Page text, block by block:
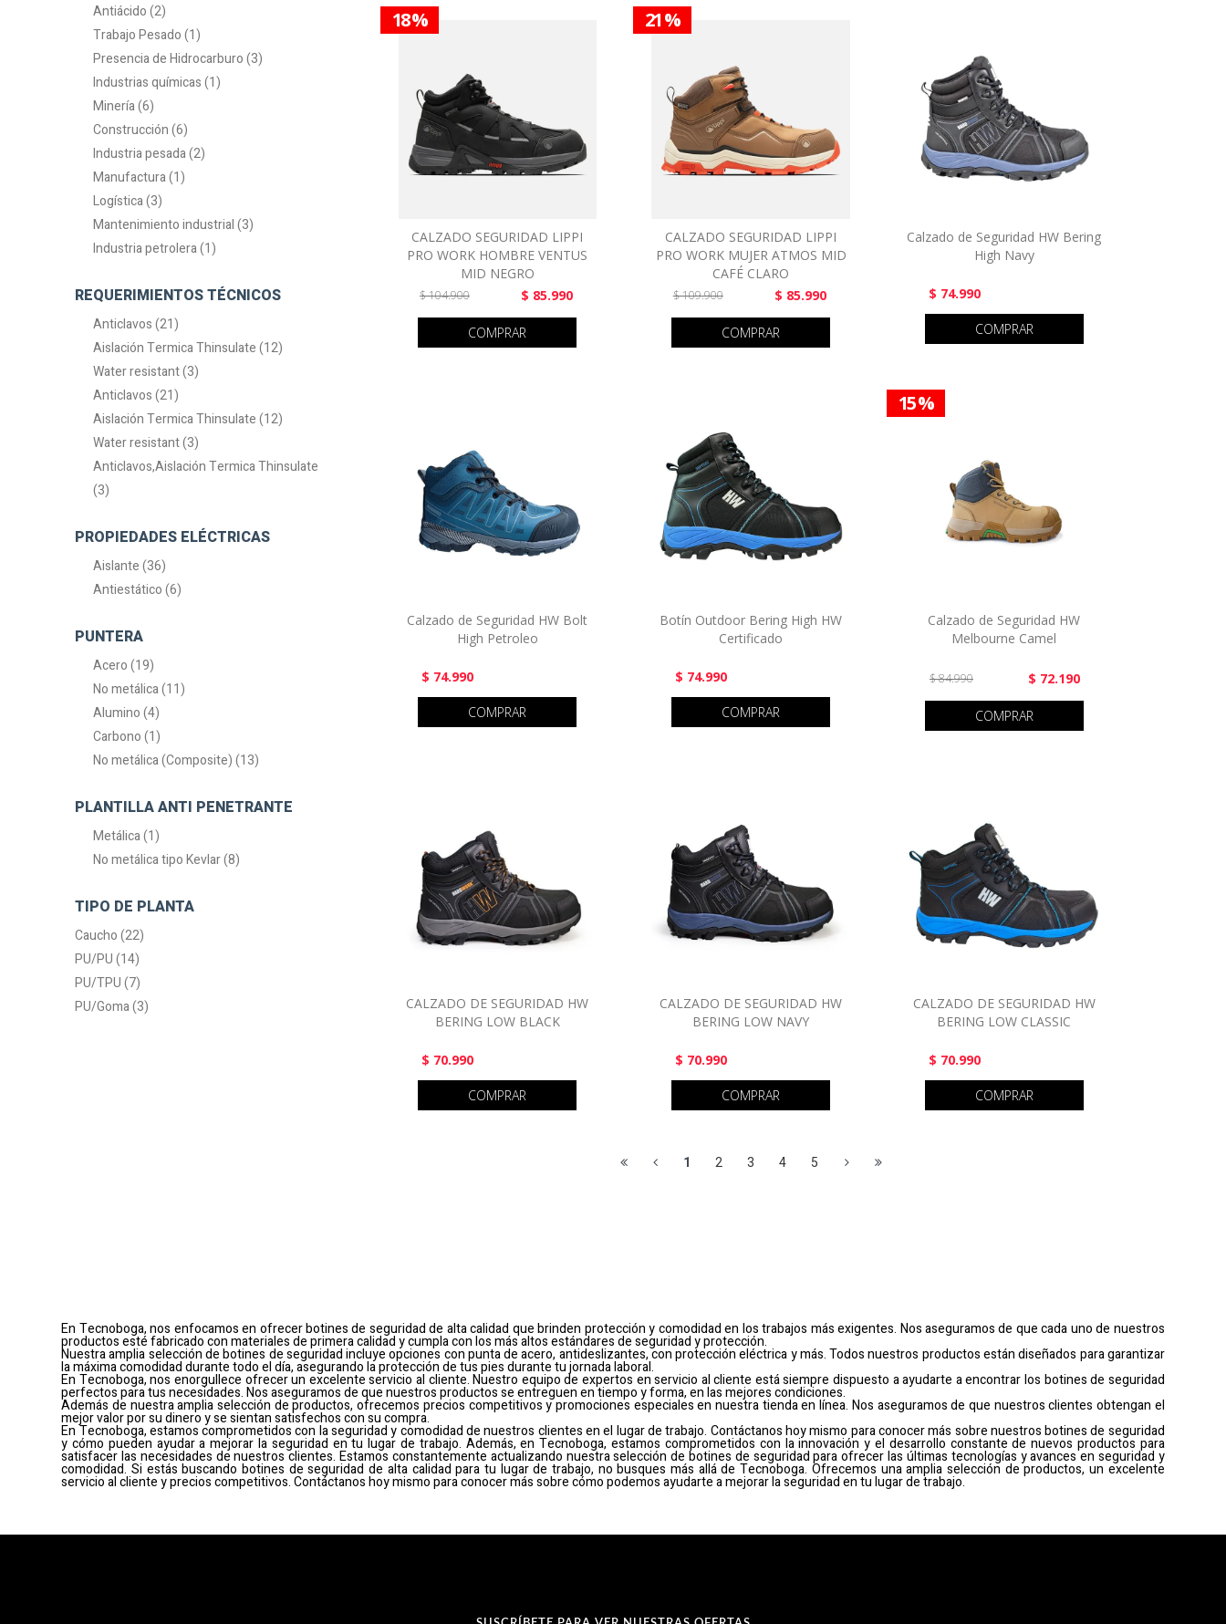
Antiácido (2)
Trabajo Pesado (1)
Presencia de Hidrocarburo (3)
Industrias químicas (1)
Minería (6)
Construcción (6)
Industria pesada (2)
Manufactura (1)
Logística (3)
Mantenimiento industrial (3)
Industria petrolera (1)
REQUERIMIENTOS TÉCNICOS
Anticlavos (21)
Aislación Termica Thinsulate (12)
Water resistant (3)
Anticlavos (21)
Aislación Termica Thinsulate (12)
Water resistant (3)
Anticlavos,Aislación Termica Thinsulate
(3)
PROPIEDADES ELÉCTRICAS
Aislante (36)
Antiestático (6)
PUNTERA
Acero (19)
No metálica (11)
Alumino (4)
Carbono (1)
No metálica (Composite) (13)
PLANTILLA ANTI PENETRANTE
Metálica (1)
No metálica tipo Kevlar (8)
TIPO DE PLANTA
Caucho (22)
PU/PU (14)
PU/TPU (7)
PU/Goma (3)
18 %
CALZADO SEGURIDAD LIPPI
PRO WORK HOMBRE VENTUS
MID NEGRO
$ 104.900 $ 85.990
COMPRAR
21 %
CALZADO SEGURIDAD LIPPI
PRO WORK MUJER ATMOS MID
CAFÉ CLARO
$ 109.900 $ 85.990
COMPRAR
Calzado de Seguridad HW Bering
High Navy
$ 74.990
COMPRAR
Calzado de Seguridad HW Bolt
High Petroleo
$ 74.990
COMPRAR
Botín Outdoor Bering High HW
Certificado
$ 74.990
COMPRAR
15 %
Calzado de Seguridad HW
Melbourne Camel
$ 84.990 $ 72.190
COMPRAR
CALZADO DE SEGURIDAD HW
BERING LOW BLACK
$ 70.990
COMPRAR
CALZADO DE SEGURIDAD HW
BERING LOW NAVY
$ 70.990
COMPRAR
CALZADO DE SEGURIDAD HW
BERING LOW CLASSIC
$ 70.990
COMPRAR
1 2 3 4 5
En Tecnoboga, nos enfocamos en ofrecer botines de seguridad de alta calidad que brinden protección y comodidad en los trabajos más exigentes. Nos aseguramos de que cada uno de nuestros
productos esté fabricado con materiales de primera calidad y cumpla con los más altos estándares de seguridad y protección.
Nuestra amplia selección de botines de seguridad incluye opciones con punta de acero, antideslizantes, con protección eléctrica y más. Todos nuestros productos están diseñados para garantizar
la máxima comodidad durante todo el día, asegurando la protección de tus pies durante tu jornada laboral.
En Tecnoboga, nos enorgullece ofrecer un excelente servicio al cliente. Nuestro equipo de expertos en servicio al cliente está siempre dispuesto a ayudarte a encontrar los botines de seguridad
perfectos para tus necesidades. Nos aseguramos de que nuestros productos se entreguen en tiempo y forma, en las mejores condiciones.
Además de nuestra amplia selección de productos, ofrecemos precios competitivos y promociones especiales en nuestra tienda en línea. Nos aseguramos de que nuestros clientes obtengan el
mejor valor por su dinero y se sientan satisfechos con su compra.
En Tecnoboga, estamos comprometidos con la seguridad y comodidad de nuestros clientes en el lugar de trabajo. Contáctanos hoy mismo para conocer más sobre nuestros botines de seguridad
y cómo pueden ayudar a mejorar la seguridad en tu lugar de trabajo. Además, en Tecnoboga, estamos comprometidos con la innovación y el desarrollo constante de nuevos productos para
satisfacer las necesidades de nuestros clientes. Estamos constantemente actualizando nuestra selección de botines de seguridad para ofrecer las últimas tecnologías y avances en seguridad y
comodidad. Si estás buscando botines de seguridad de alta calidad para tu lugar de trabajo, no busques más allá de Tecnoboga. Ofrecemos una amplia selección de productos, un excelente
servicio al cliente y precios competitivos. Contáctanos hoy mismo para conocer más sobre cómo podemos ayudarte a mejorar la seguridad en tu lugar de trabajo.